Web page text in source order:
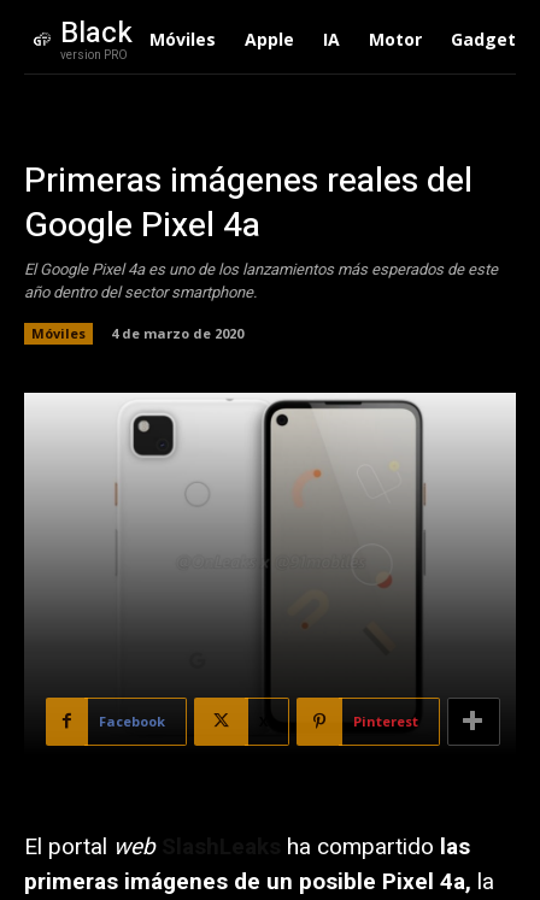
Black
version PRO
Móviles Apple IA Motor Gadgets
Primeras imágenes reales del
Google Pixel 4a
El Google Pixel 4a es uno de los lanzamientos más esperados de este
año dentro del sector smartphone.
Móviles 4 de marzo de 2020
Facebook Pinterest
El portal web ha compartido las
primeras imágenes de un posible Pixel 4a, la